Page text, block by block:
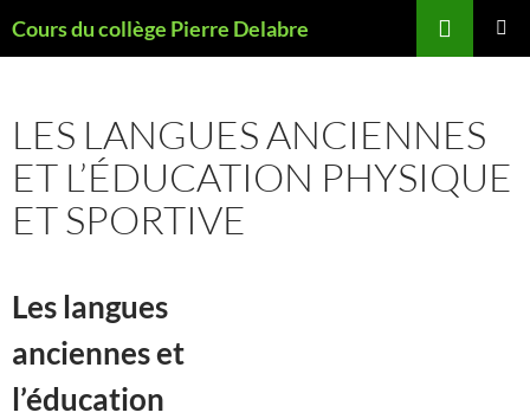
auCours du collège Pierre Delabre
LES LANGUES ANCIENNES
ET L’ÉDUCATION PHYSIQUE
ET SPORTIVE
Les langues
anciennes et
l’éducation